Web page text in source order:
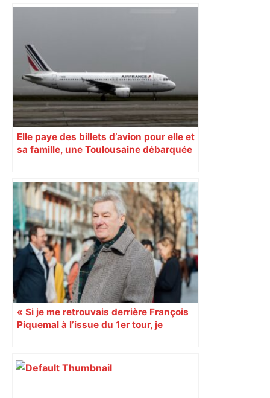
Elle paye des billets d’avion pour elle et
sa famille, une Toulousaine débarquée
« Si je me retrouvais derrière François
Piquemal à l’issue du 1er tour, je